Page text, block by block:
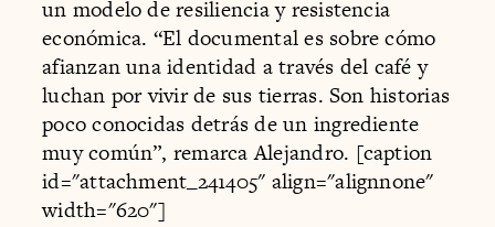
un modelo de resiliencia y resistencia
económica. “El documental es sobre cómo
afianzan una identidad a través del café y
luchan por vivir de sus tierras. Son historias
poco conocidas detrás de un ingrediente
muy común”, remarca Alejandro. [caption
id="attachment_241405" align="alignnone"
width="620"]